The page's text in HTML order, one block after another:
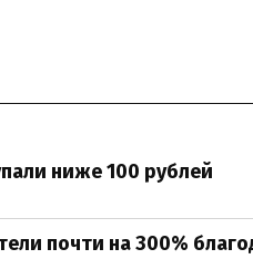
ниже 100 рублей
почти на 300%